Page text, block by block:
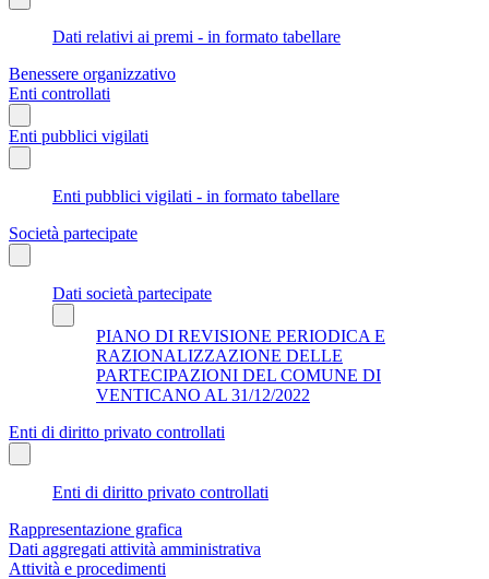
Dati relativi ai premi - in formato tabellare
Benessere organizzativo
Enti controllati
Enti pubblici vigilati
Enti pubblici vigilati - in formato tabellare
Società partecipate
Dati società partecipate
PIANO DI REVISIONE PERIODICA E
RAZIONALIZZAZIONE DELLE
PARTECIPAZIONI DEL COMUNE DI
VENTICANO AL 31/12/2022
Enti di diritto privato controllati
Enti di diritto privato controllati
Rappresentazione grafica
Dati aggregati attività amministrativa
Attività e procedimenti